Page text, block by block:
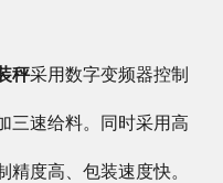
技术指导
新闻动态
秤采用数字变频器控制
三速给料。同时采用高
度高、包装速度快。